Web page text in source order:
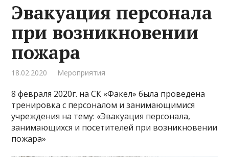
Эвакуация персонала
при возникновении
пожара
18.02.2020 Мероприятия
8 февраля 2020г. на СК «Факел» была проведена
тренировка с персоналом и занимающимися
учреждения на тему: «Эвакуация персонала,
занимающихся и посетителей при возникновении
пожара»